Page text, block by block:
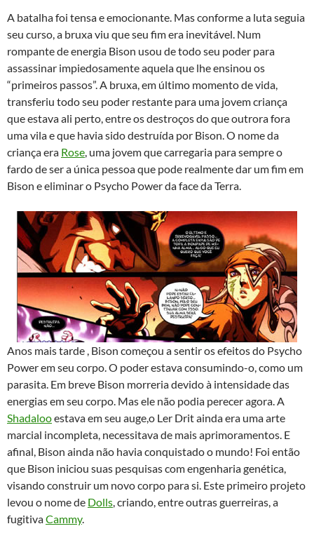
A batalha foi tensa e emocionante. Mas conforme a luta seguia
seu curso, a bruxa viu que seu fim era inevitável. Num
rompante de energia Bison usou de todo seu poder para
assassinar impiedosamente aquela que lhe ensinou os
“primeiros passos”. A bruxa, em último momento de vida,
transferiu todo seu poder restante para uma jovem criança
que estava ali perto, entre os destroços do que outrora fora
uma vila e que havia sido destruída por Bison. O nome da
criança era Rose, uma jovem que carregaria para sempre o
fardo de ser a única pessoa que pode realmente dar um fim em
Bison e eliminar o Psycho Power da face da Terra.
Anos mais tarde , Bison começou a sentir os efeitos do Psycho
Power em seu corpo. O poder estava consumindo-o, como um
parasita. Em breve Bison morreria devido à intensidade das
energias em seu corpo. Mas ele não podia perecer agora. A
Shadalooestava em seu auge,o Ler Drit ainda era uma arte
marcial incompleta, necessitava de mais aprimoramentos. E
afinal, Bison ainda não havia conquistado o mundo! Foi então
que Bison iniciou suas pesquisas com engenharia genética,
visando construir um novo corpo para si. Este primeiro projeto
levou o nome de Dolls, criando, entre outras guerreiras, a
fugitivaCammy.